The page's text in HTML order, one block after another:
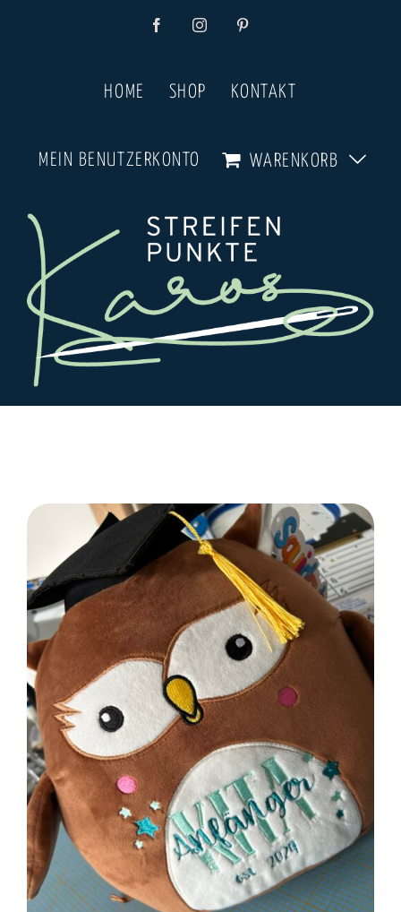
FacebookInstagramPinterest
HOME SHOP KONTAKT
MEIN BENUTZERKONTO WARENKORB
SELECT OPTIONS / DETAILS